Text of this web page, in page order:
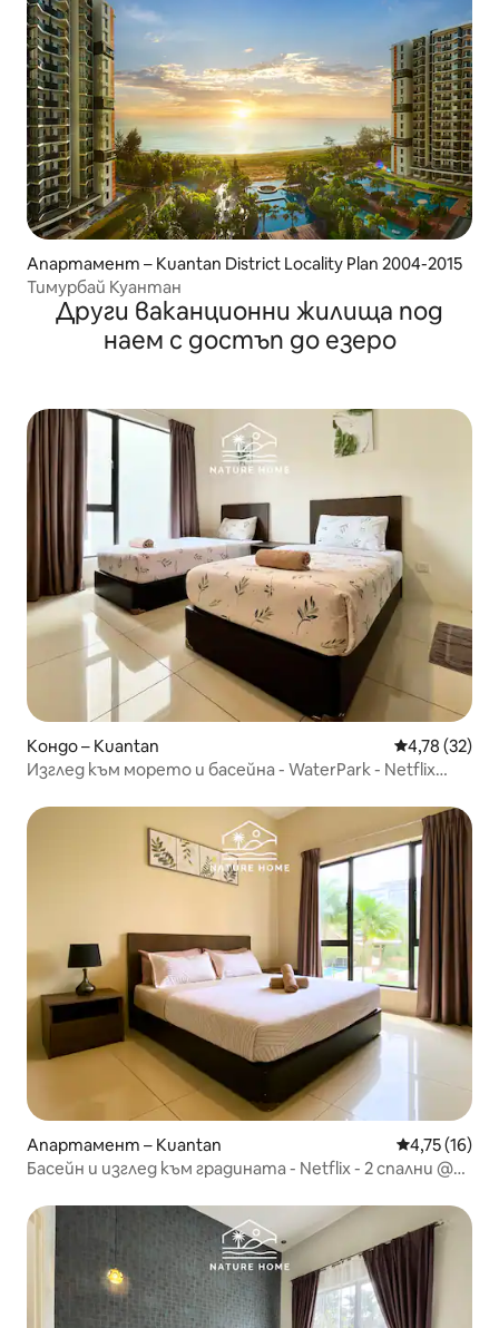
Апартамент – Kuantan District Locality Plan 2004-2015
Тимурбай Куантан
Други ваканционни жилища под
наем с достъп до езеро
Кондо – Kuantan Средна
4,78 (32)
Изглед към морето и басейна - WaterPark - Netflix
Апартамент – Kuantan Средна
4,75 (16)
Басейн и изглед към градината - Netflix - 2 спални @